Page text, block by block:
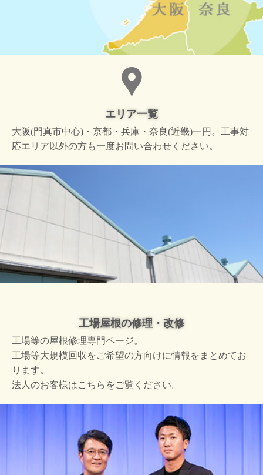
エリア一覧
大阪(門真市中心)・京都・兵庫・奈良(近畿)一円。工事対
応エリア以外の方も一度お問い合わせください。
工場屋根の修理・改修
工場等の屋根修理専門ページ。
工場等大規模回収をご希望の方向けに情報をまとめてお
ります。
法人のお客様はこちらをご覧ください。